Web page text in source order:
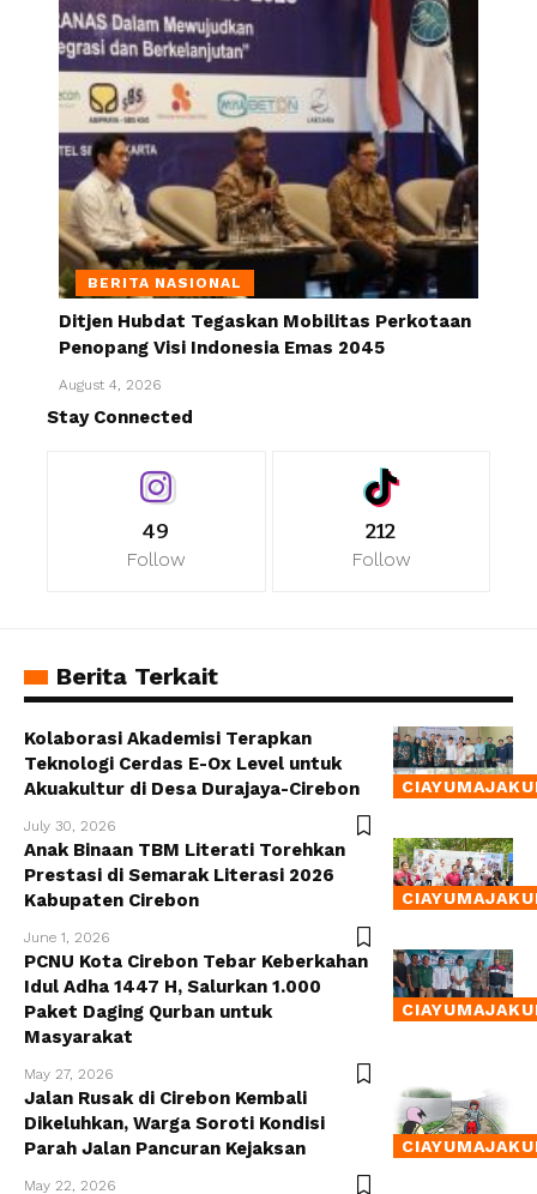
BERITA NASIONAL
Ditjen Hubdat Tegaskan Mobilitas Perkotaan
Penopang Visi Indonesia Emas 2045
August 4, 2026
Stay Connected
49
Follow
212
Follow
Berita Terkait
Kolaborasi Akademisi Terapkan
Teknologi Cerdas E-Ox Level untuk
Akuakultur di Desa Durajaya-Cirebon
July 30, 2026
Anak Binaan TBM Literati Torehkan
Prestasi di Semarak Literasi 2026
Kabupaten Cirebon
June 1, 2026
PCNU Kota Cirebon Tebar Keberkahan
Idul Adha 1447 H, Salurkan 1.000
Paket Daging Qurban untuk
Masyarakat
May 27, 2026
Jalan Rusak di Cirebon Kembali
Dikeluhkan, Warga Soroti Kondisi
Parah Jalan Pancuran Kejaksan
May 22, 2026